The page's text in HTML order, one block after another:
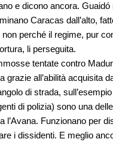
e dicono ancora.
Caracas dall’alto,
perché il regime, pur
li perseguita.
tentate contro
grazie all’abilità acquisita
di strada,
di polizia) sono una
l’Avana. Funzionano per
i dissidenti. E meglio